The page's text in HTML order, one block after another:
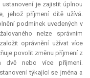
je zajistit úplnou
jehož příjmení dítě užívá.
podmínek uvedených v
nelze správním
oprávnění užívat více
povolit změnu příjmení z
dvě nebo více příjmení.
týkající se jména a